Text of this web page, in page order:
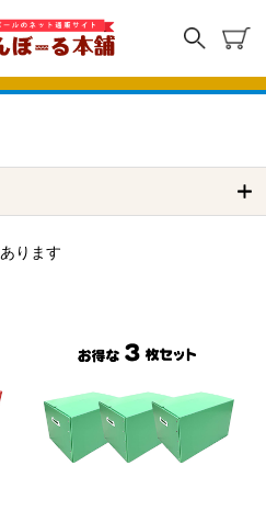
ります